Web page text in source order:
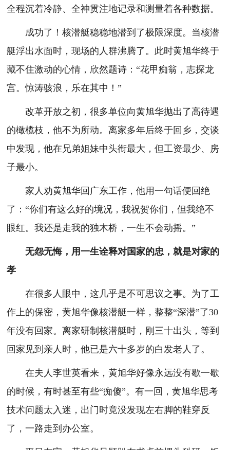
全程沉着冷静、全神贯注地记录和测量着各种数据。
成功了！核潜艇稳稳地潜到了极限深度。当核潜
艇浮出水面时，现场的人群沸腾了。此时黄旭华终于
藏不住激动的心情，欣然题诗：“花甲痴翁，志探龙
宫。惊涛骇浪，乐在其中！”
改革开放之初，很多单位向黄旭华抛出了高待遇
的橄榄枝，他不为所动。离家多年后终于回乡，交谈
中发现，他在兄弟姐妹中头衔最大，但工资最少、房
子最小。
家人劝黄旭华回广东工作，他用一句话便回绝
了：“你们有这么好的境况，我祝贺你们，但我绝不
眼红。我还是走我的独木桥，一生不会动摇。”
无怨无悔，用一生诠释对国家的忠，就是对家的
孝
在很多人眼中，这几乎是不可思议之事。为了工
作上的保密，黄旭华像核潜艇一样，整整“深潜”了30
年没有回家。离家研制核潜艇时，刚三十出头，等到
回家见到亲人时，他已是六十多岁的白发老人了。
在夫人李世英看来，黄旭华好像永远没有歇一歇
的时候，有时甚至有些“痴傻”。有一回，黄旭华思考
技术问题太入迷，出门时竟没发现左右脚的鞋穿反
了，一路走到办公室。